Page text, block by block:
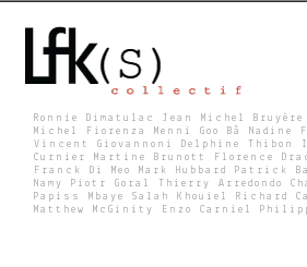
main
L
Ronnie Dimatulac Jean Michel
Michel Fiorenza Menni Goo Bâ Nadine
Vincent Giovannoni Delphine Thibon
Curnier Martine Brunott Florence
Franck Di Meo Mark Hubbard Patrick
Namy Piotr Goral Thierry Arredondo
Papiss Mbaye Salah Khouiel Richard
Matthew McGinity Enzo Carniel